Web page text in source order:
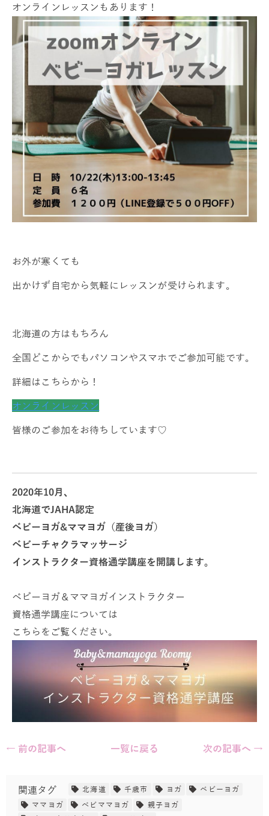
オンラインレッスンもあります！
お外が寒くても
出かけず自宅から気軽にレッスンが受けられます。
北海道の方はもちろん
全国どこからでもパソコンやスマホでご参加可能です。
詳細はこちらから！
オンラインレッスン
皆様のご参加をお待ちしています♡
2020年10月、
北海道でJAHA認定
ベビーヨガ&ママヨガ（産後ヨガ）
ベビーチャクラマッサージ
インストラクター資格通学講座を開講します。
ベビーヨガ＆ママヨガインストラクター
資格通学講座については
こちらをご覧ください。
← 前の記事へ 一覧に戻る 次の記事へ →
関連タグ 北海道 千歳市 ヨガ
ベビーヨガ
ママヨガ
べビママヨガ
親子ヨガ